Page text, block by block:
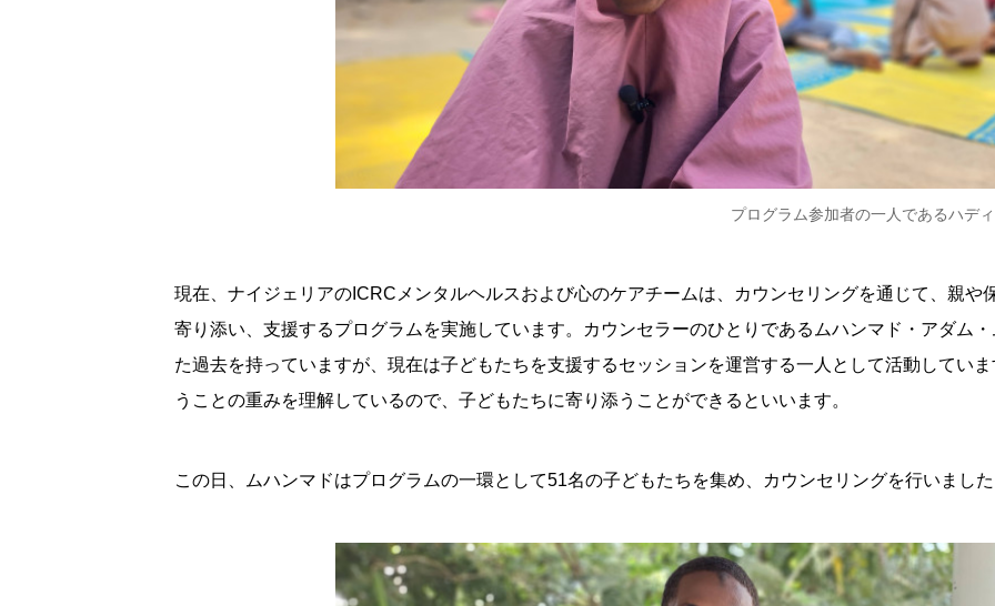
プログラム参加者の一人であるハデ
現在、ナイジェリアのICRCメンタルヘルスおよび心のケアチームは、カウンセリングを通じて、親や
寄り添い、支援するプログラムを実施しています。カウンセラーのひとりであるムハンマド・アダム
た過去を持っていますが、現在は子どもたちを支援するセッションを運営する一人として活動してい
うことの重みを理解しているので、子どもたちに寄り添うことができるといいます。
この日、ムハンマドはプログラムの一環として51名の子どもたちを集め、カウンセリングを行いまし